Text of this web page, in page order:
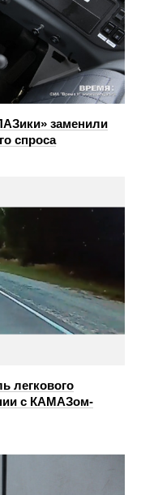
заменили
спроса
легкового
с КАМАЗом-